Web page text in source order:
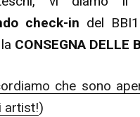
check-in del
CONSEGNA DELLE
che sono
artist!)